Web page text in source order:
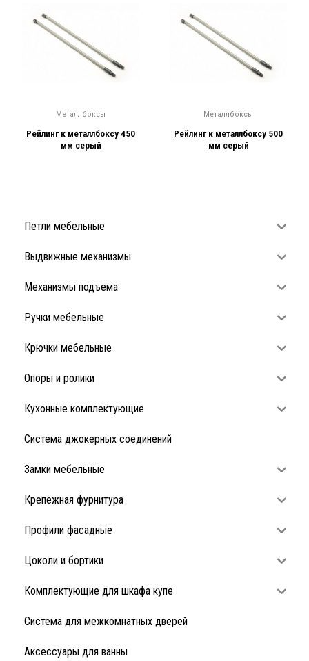
Петли мебельные
Выдвижные механизмы
Механизмы подъема
Ручки мебельные
Крючки мебельные
Опоры и ролики
Кухонные комплектующие
Система джокерных соединений
Замки мебельные
Крепежная фурнитура
Профили фасадные
Цоколи и бортики
Комплектующие для шкафа купе
Система для межкомнатных дверей
Аксессуары для ванны
Металлбоксы
Рейлинг к металлбоксу 450
мм серый
Металлбоксы
Рейлинг к металлбоксу 500
мм серый